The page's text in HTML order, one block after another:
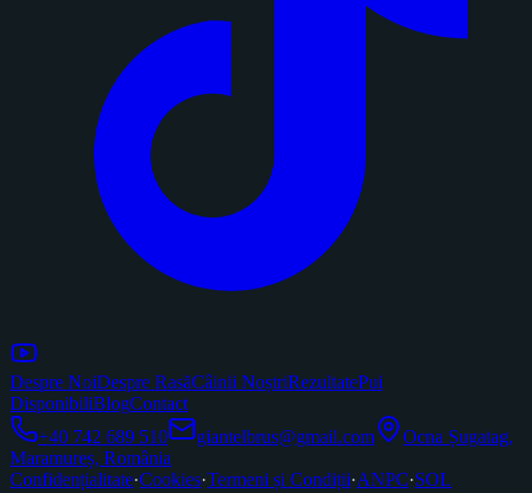
Despre NoiDespre RasăCâinii NoștriRezultatePui
DisponibiliBlogContact
+40 742 689 510
giantelbrus@gmail.com
Ocna Șugatag,
Maramureș, România
Confidențialitate·Cookies·Termeni și Condiții·ANPC·SOL